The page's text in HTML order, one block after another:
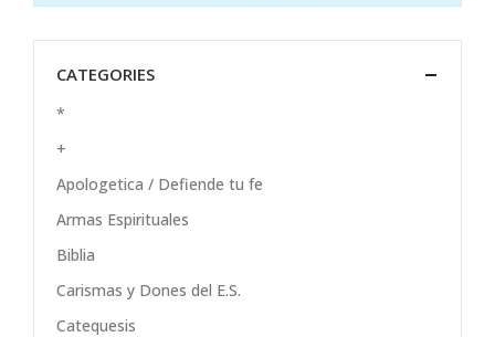
CATEGORIES
*
+
Apologetica / Defiende tu fe
Armas Espirituales
Biblia
Carismas y Dones del E.S.
Catequesis